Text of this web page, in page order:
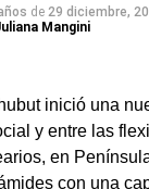
de 29 diciembre,
Mangini
inició una
y entre las
en
con una